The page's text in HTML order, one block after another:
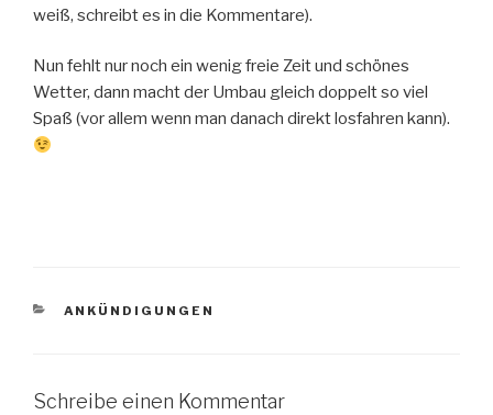
weiß, schreibt es in die Kommentare).
Nun fehlt nur noch ein wenig freie Zeit und schönes
Wetter, dann macht der Umbau gleich doppelt so viel
Spaß (vor allem wenn man danach direkt losfahren kann).
KATEGORIEN
ANKÜNDIGUNGEN
Schreibe einen Kommentar